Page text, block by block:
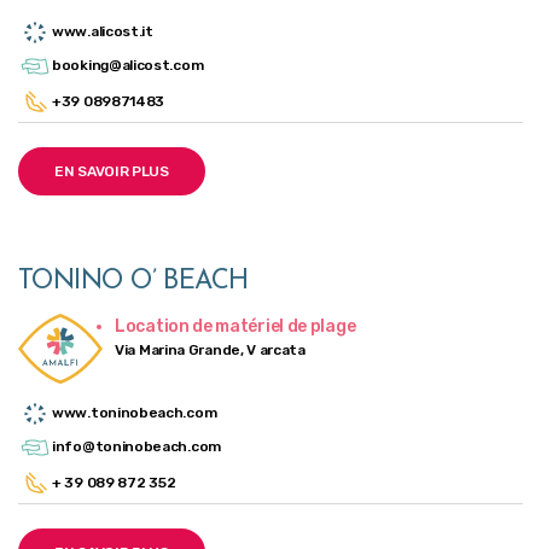
www.alicost.it
booking@alicost.com
+39 089871483
EN SAVOIR PLUS
TONINO O’ BEACH
Location de matériel de plage
Via Marina Grande, V arcata
www.toninobeach.com
info@toninobeach.com
+ 39 089 872 352